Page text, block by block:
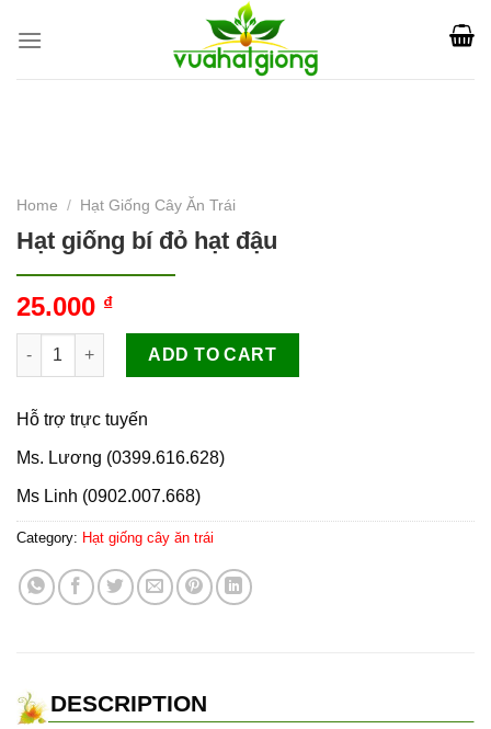
Home / Hạt Giống Cây Ăn Trái
Hạt giống bí đỏ hạt đậu
25.000 ₫
Hạt giống bí đỏ hạt đậu quantity
ADD TO CART
Hỗ trợ trực tuyến
Ms. Lương (0399.616.628)
Ms Linh (0902.007.668)
Category: Hạt giống cây ăn trái
DESCRIPTION